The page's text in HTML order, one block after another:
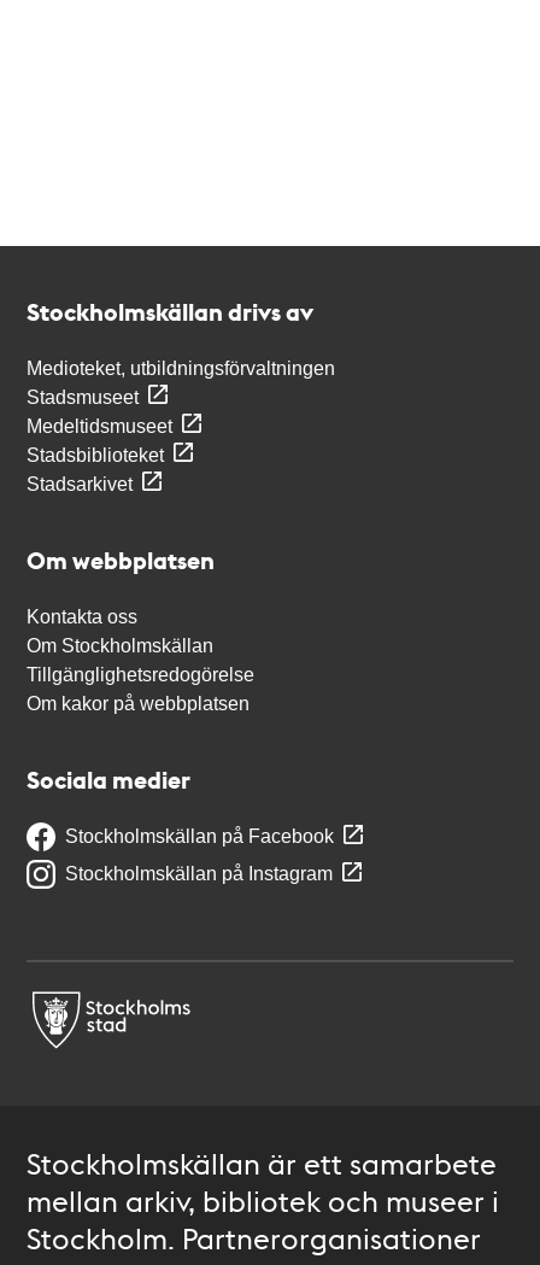
Stockholmskällan drivs av
Medioteket, utbildningsförvaltningen
Stadsmuseet
Medeltidsmuseet
Stadsbiblioteket
Stadsarkivet
Om webbplatsen
Kontakta oss
Om Stockholmskällan
Tillgänglighetsredogörelse
Om kakor på webbplatsen
Sociala medier
Stockholmskällan på Facebook
Stockholmskällan på Instagram
Stockholmskällan är ett samarbete
mellan arkiv, bibliotek och museer i
Stockholm. Partnerorganisationer